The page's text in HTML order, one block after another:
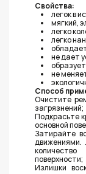
Свойства:
легок в
мягкий,
легко
легко
не дает
не
Способ
Очистите
загрязнений;
Подкрасьте
основной
Затирайте
движениями.
поверхности;
Излишки